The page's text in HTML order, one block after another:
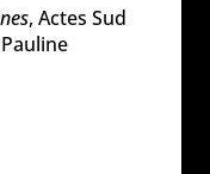
, Actes Sud